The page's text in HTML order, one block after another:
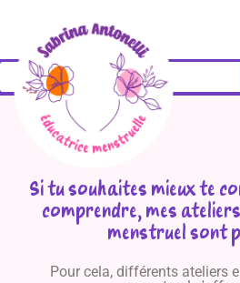
Si tu souhaites mieux te
comprendre, mes
menstruel sont
Pour cela, différents ateliers